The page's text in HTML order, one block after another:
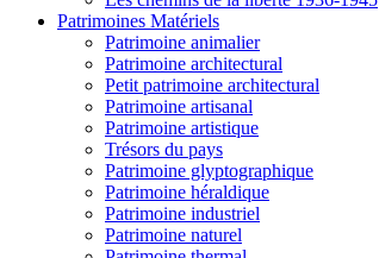
Patrimoines Matériels
Patrimoine animalier
Patrimoine architectural
Petit patrimoine architectural
Patrimoine artisanal
Patrimoine artistique
Trésors du pays
Patrimoine glyptographique
Patrimoine héraldique
Patrimoine industriel
Patrimoine naturel